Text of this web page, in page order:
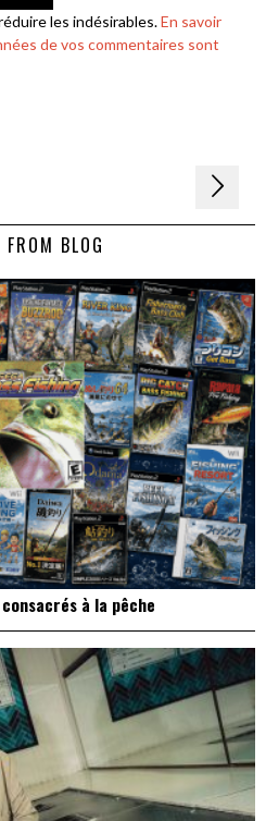
les indésirables.En savoir
de vos commentaires sont
FROM BLOG
à la pêche